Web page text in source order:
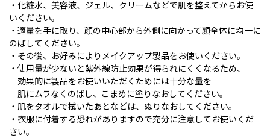
・化粧水、美容液、ジェル、クリームなどで肌を整えてからお使
いください。
・適量を手に取り、顔の中心部から外側に向かって顔全体に均一に
のばしてください。
・その後、お好みによりメイクアップ製品をお使いください。
・使用量が少ないと紫外線防止効果が得られにくくなるため、
効果的に製品をお使いいただくためには十分な量を
肌にムラなくのばし、こまめに塗りなおしてください。
・肌をタオルで拭いたあとなどは、ぬりなおしてください。
・衣服に付着する恐れがありますので充分に注意してお使いくだ
さい。